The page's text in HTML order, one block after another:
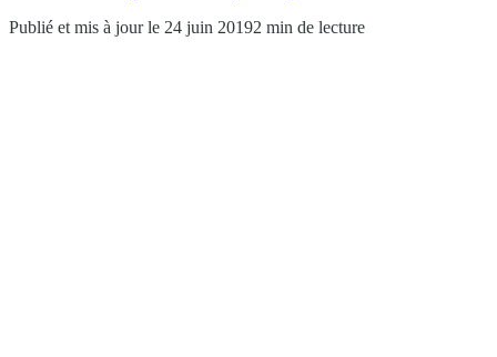
Publié et mis à jour le 24 juin 20192 min de lecture